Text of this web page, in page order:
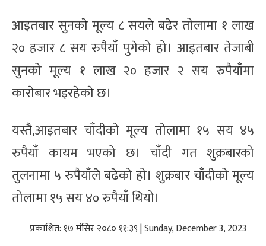
आइतबार सुनकाे मूल्य ८ सयले बढेर तोलामा १ लाख
२० हजार ८ सय रुपैयाँ पुगेको हो। आइतबार तेजाबी
सुनको मूल्य १ लाख २० हजार २ सय रुपैयाँमा
काराेबार भइरहेकाे छ।
यस्तै,‍आइतबार चाँदीको मूल्य तोलामा १५ सय ४५
रुपैयाँ कायम भएको छ। चाँदी गत शुक्रबारको
तुलनामा ५ रुपैयाँले बढेको हो। शुक्रबार चाँदीको मूल्य
तोलामा १५ सय ४० रुपैयाँ थियो।
प्रकाशित: १७ मंसिर २०८० ११:३९ | Sunday, December 3, 2023